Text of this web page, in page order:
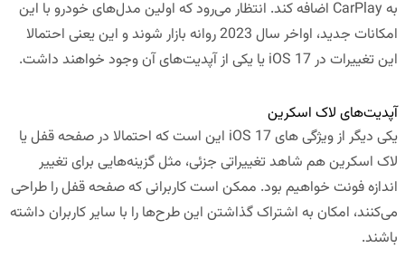
به CarPlay اضافه کند. انتظار می‌رود که اولین مدل‌های خودرو با این
امکانات جدید، اواخر سال 2023 روانه بازار شوند و این یعنی احتمالا
این تغییرات در iOS 17 یا یکی از آپدیت‌های آن وجود خواهند داشت.
آپدیت‌های لاک اسکرین
یکی دیگر از ویژگی های iOS 17 این است که احتمالا در صفحه قفل یا
لاک اسکرین هم شاهد تغییراتی جزئی، مثل گزینه‌هایی برای تغییر
اندازه فونت خواهیم بود. ممکن است کاربرانی که صفحه قفل را طراحی
می‌کنند، امکان به اشتراک گذاشتن این طرح‌ها را با سایر کاربران داشته
باشند.